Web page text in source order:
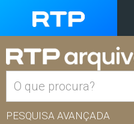
PESQUISA AVANÇADA